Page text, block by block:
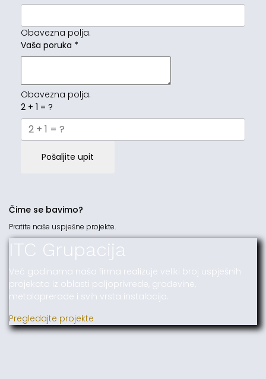
Obavezna polja.
Vaša poruka *
Obavezna polja.
2 + 1 = ?
Pošaljite upit
Čime se bavimo?
Pratite naše uspješne projekte.
ITC Grupacija
Već godinama naša firma realizuje veliki broj uspješnih
projekata iz oblasti poljoprivrede, građevine,
metaloprerade i svih vrsta instalacija.
Pregledajte projekte